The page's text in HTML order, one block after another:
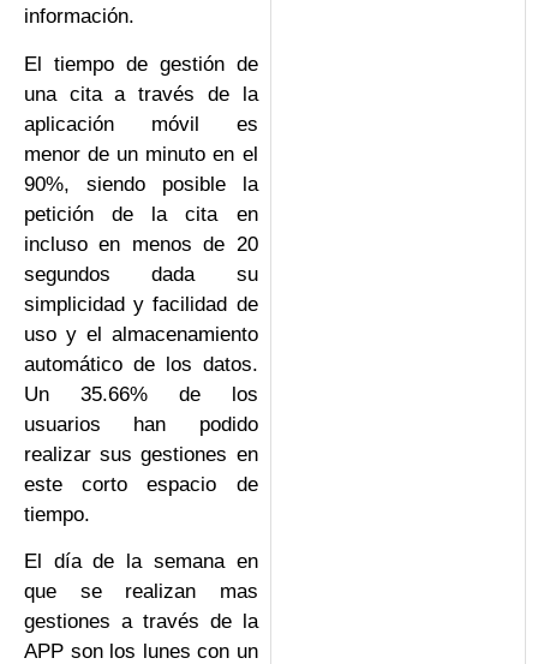
información.
El tiempo de gestión de
una cita a través de la
aplicación móvil es
menor de un minuto en el
90%, siendo posible la
petición de la cita en
incluso en menos de 20
segundos dada su
simplicidad y facilidad de
uso y el almacenamiento
automático de los datos.
Un 35.66% de los
usuarios han podido
realizar sus gestiones en
este corto espacio de
tiempo.
El día de la semana en
que se realizan mas
gestiones a través de la
APP son los lunes con un